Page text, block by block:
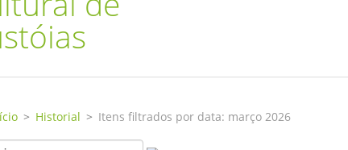
> Historial > Itens filtrados por data: março 2026